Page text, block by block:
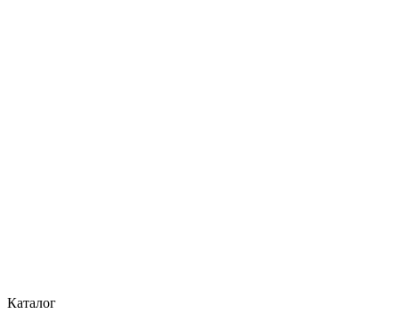
Каталог